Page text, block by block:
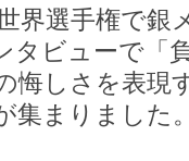
界選手権で銀
タビューで「
悔しさを表現
集まりました